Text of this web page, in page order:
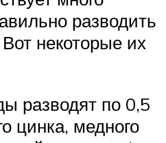
разводить
некоторые их
разводят по 0,5
цинка, медного